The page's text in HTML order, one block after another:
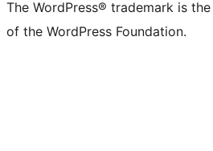
The WordPress® trademark is
of the WordPress Foundation.